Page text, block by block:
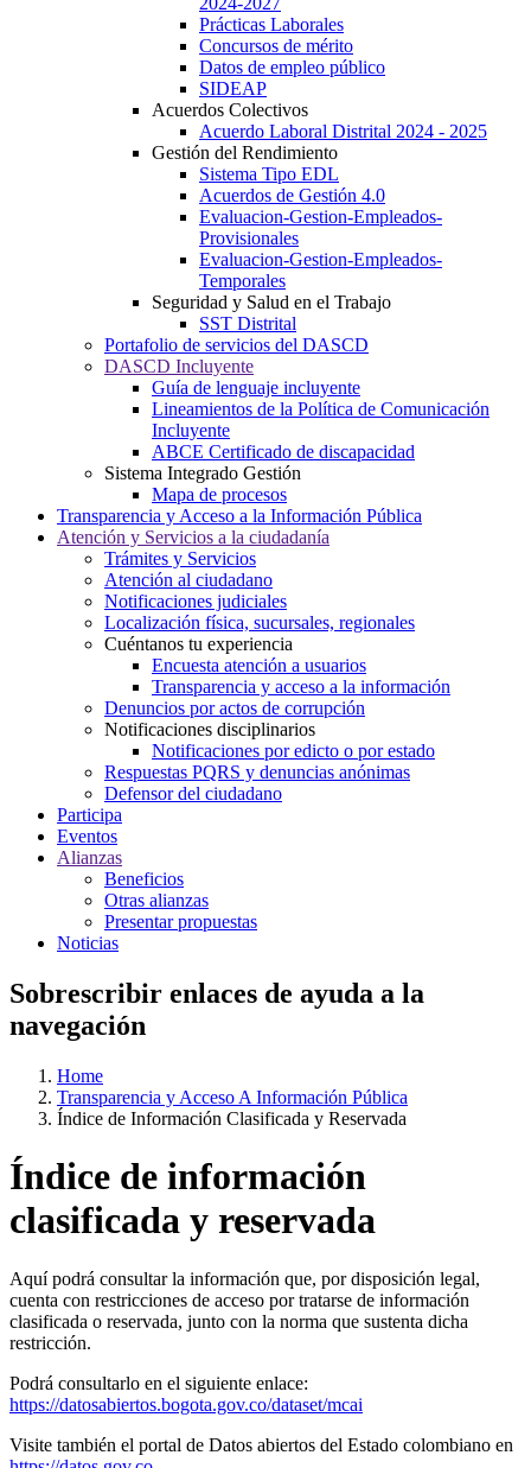
Prácticas Laborales
Concursos de mérito
Datos de empleo público
SIDEAP
Acuerdos Colectivos
Acuerdo Laboral Distrital 2024 - 2025
Gestión del Rendimiento
Sistema Tipo EDL
Acuerdos de Gestión 4.0
Evaluacion-Gestion-Empleados-
Provisionales
Evaluacion-Gestion-Empleados-
Temporales
Seguridad y Salud en el Trabajo
SST Distrital
Portafolio de servicios del DASCD
DASCD Incluyente
Guía de lenguaje incluyente
Lineamientos de la Política de Comunicación
Incluyente
ABCE Certificado de discapacidad
Sistema Integrado Gestión
Mapa de procesos
Transparencia y Acceso a la Información Pública
Atención y Servicios a la ciudadanía
Trámites y Servicios
Atención al ciudadano
Notificaciones judiciales
Localización física, sucursales, regionales
Cuéntanos tu experiencia
Encuesta atención a usuarios
Transparencia y acceso a la información
Denuncios por actos de corrupción
Notificaciones disciplinarios
Notificaciones por edicto o por estado
Respuestas PQRS y denuncias anónimas
Defensor del ciudadano
Participa
Eventos
Alianzas
Beneficios
Otras alianzas
Presentar propuestas
Noticias
Sobrescribir enlaces de ayuda a la
navegación
Home
Transparencia y Acceso A Información Pública
Índice de Información Clasificada y Reservada
Índice de información
clasificada y reservada
Aquí podrá consultar la información que, por disposición legal,
cuenta con restricciones de acceso por tratarse de información
clasificada o reservada, junto con la norma que sustenta dicha
restricción.
Podrá consultarlo en el siguiente enlace:
https://datosabiertos.bogota.gov.co/dataset/mcai
Visite también el portal de Datos abiertos del Estado colombiano en